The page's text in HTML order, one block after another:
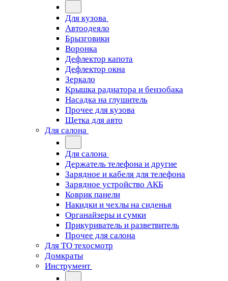
Для кузова
Автоодеяло
Брызговики
Воронка
Дефлектор капота
Дефлектор окна
Зеркало
Крышка радиатора и бензобака
Насадка на глушитель
Прочее для кузова
Щетка для авто
Для салона
Для салона
Держатель телефона и другие
Зарядное и кабеля для телефона
Зарядное устройство АКБ
Коврик панели
Накидки и чехлы на сиденья
Органайзеры и сумки
Прикуриватель и разветвитель
Прочее для салона
Для ТО техосмотр
Домкраты
Инструмент